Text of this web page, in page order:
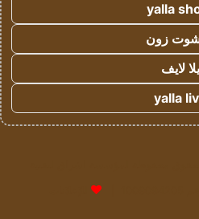
yalla
شوت زون
يلا لايف
yalla